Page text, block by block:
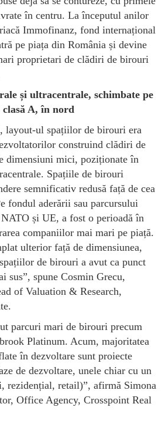
în centru. La începutul anilor
Immofinanz, fond internațional
pe piața din România și devine
proprietari de clădiri de birouri
și ultracentrale, schimbate pe
A, în nord
layout-ul spațiilor de birouri era
construind clădiri de
dimensiuni mici, poziționate în
Spațiile de birouri
semnificativ redusă față de cea
fondul aderării sau parcursului
și UE, a fost o perioadă în
companiilor mai mari pe piață.
ulterior față de dimensiunea,
de birouri a avut ca punct
sus”, spune Cosmin Grecu,
of Valuation & Research,
parcuri mari de birouri precum
Platinum. Acum, majoritatea
în dezvoltare sunt proiecte
de dezvoltare, unele chiar cu un
rezidențial, retail)”, afirmă Simona
Office Agency, Crosspoint Real